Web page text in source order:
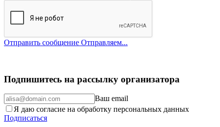
Отправить сообщение Отправляем...
Подпишитесь на рассылку организатора
Ваш email
Я даю согласие на обработку персональных данных
Подписаться